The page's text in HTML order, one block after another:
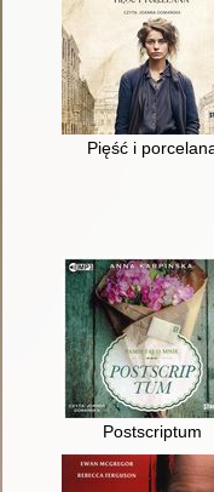
Pięść i
Postscriptum